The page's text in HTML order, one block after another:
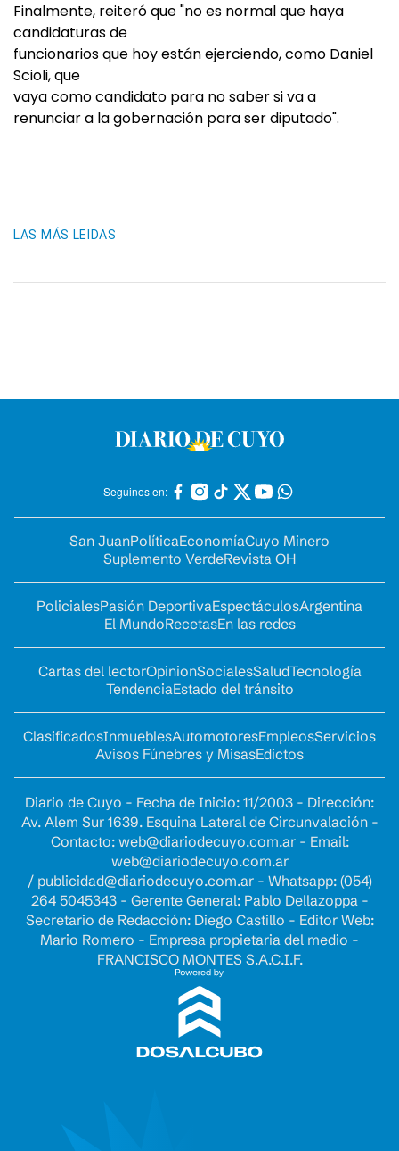
Finalmente, reiteró que "no es normal que haya
candidaturas de
funcionarios que hoy están ejerciendo, como Daniel
Scioli, que
vaya como candidato para no saber si va a
renunciar a la gobernación para ser diputado".
LAS MÁS LEIDAS
Seguinos en:
San JuanPolíticaEconomíaCuyo Minero
Suplemento VerdeRevista OH
PolicialesPasión DeportivaEspectáculosArgentina
El MundoRecetasEn las redes
Cartas del lectorOpinionSocialesSaludTecnología
TendenciaEstado del tránsito
ClasificadosInmueblesAutomotoresEmpleosServicios
Avisos Fúnebres y MisasEdictos
Diario de Cuyo - Fecha de Inicio: 11/2003 - Dirección:
Av. Alem Sur 1639. Esquina Lateral de Circunvalación -
Contacto: web@diariodecuyo.com.ar- Email:
web@diariodecuyo.com.ar
/ publicidad@diariodecuyo.com.ar- Whatsapp: (054)
264 5045343 - Gerente General: Pablo Dellazoppa -
Secretario de Redacción: Diego Castillo - Editor Web:
Mario Romero - Empresa propietaria del medio -
FRANCISCO MONTES S.A.C.I.F.